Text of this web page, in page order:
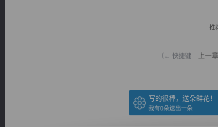
推
（← 快捷键 上一章
写的很棒，送朵鲜花！
我有0朵送出一朵